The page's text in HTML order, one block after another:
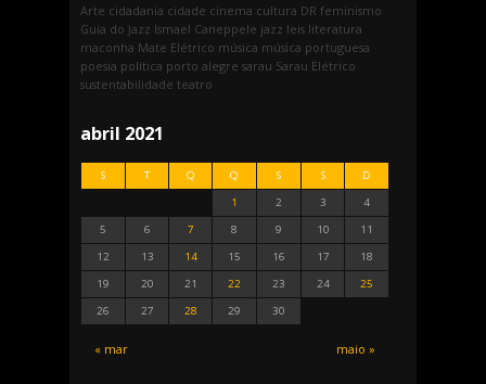
Arte cidadania cidade cinema cultura DR feminismo
Guia do Jazz Ismael Caneppele jazz leis literatura
maconha Mate Elétrico música música portuguesa
poesia política porto alegre sarau Sarau Elétrico
sustentabilidade teatro
abril 2021
S T Q Q S S D
« mar maio »
1 2 3
4
5
6 7 8 9 10
11
12
13 14 15 16 17
18
19
20 21 22 23 24
25
26
27 28 29 30